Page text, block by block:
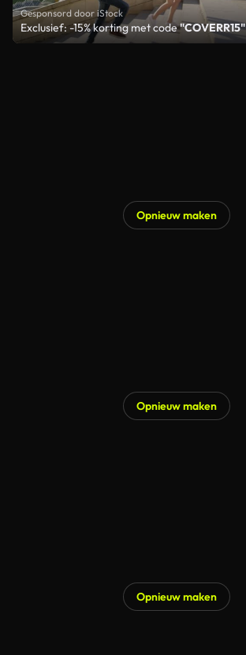
Gesponsord door iStock
Exclusief: -15% korting met code"COVERR15"
Opnieuw maken
Opnieuw maken
Opnieuw maken